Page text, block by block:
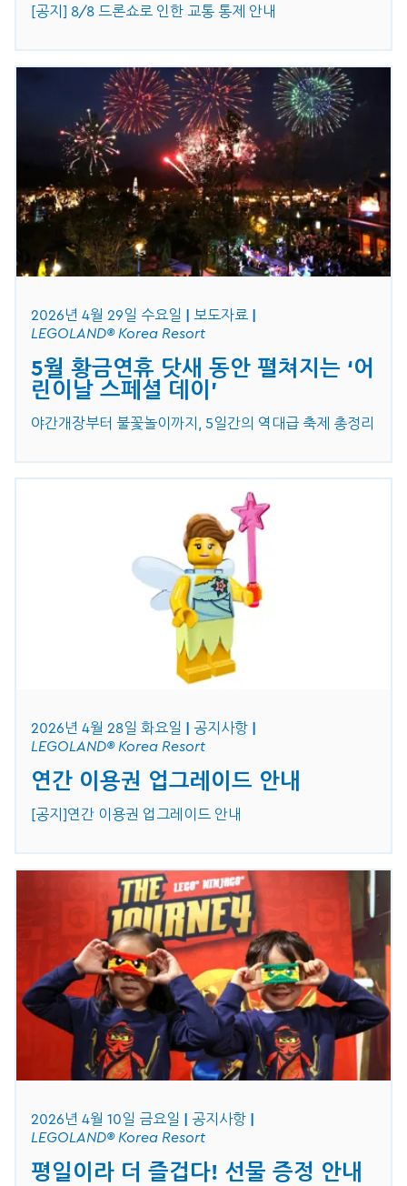
[공지] 8/8 드론쇼로 인한 교통 통제 안내
2026년 4월 29일 수요일
보도자료
LEGOLAND® Korea Resort
5월 황금연휴 닷새 동안 펼쳐지는 ‘어
린이날 스페셜 데이'
야간개장부터 불꽃놀이까지, 5일간의 역대급 축제 총정리
2026년 4월 28일 화요일
공지사항
LEGOLAND® Korea Resort
연간 이용권 업그레이드 안내
[공지]연간 이용권 업그레이드 안내
2026년 4월 10일 금요일
공지사항
LEGOLAND® Korea Resort
평일이라 더 즐겁다! 선물 증정 안내